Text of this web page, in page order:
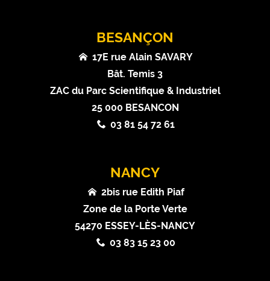
BESANÇON
17E rue Alain SAVARY
Bât. Temis 3
ZAC du Parc Scientifique & Industriel
25 000 BESANCON
03 81 54 72 61
NANCY
2bis rue Edith Piaf
Zone de la Porte Verte
54270 ESSEY-LÈS-NANCY
03 83 15 23 00